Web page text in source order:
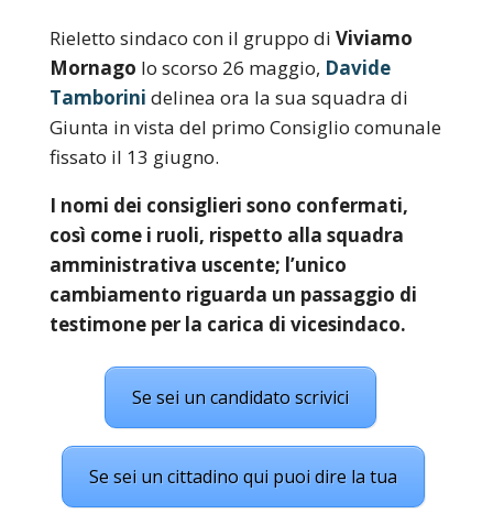
Rieletto sindaco con il gruppo di Viviamo
Mornago lo scorso 26 maggio, Davide
Tamborini delinea ora la sua squadra di
Giunta in vista del primo Consiglio comunale
fissato il 13 giugno.
I nomi dei consiglieri sono confermati,
così come i ruoli, rispetto alla squadra
amministrativa uscente; l’unico
cambiamento riguarda un passaggio di
testimone per la carica di vicesindaco.
Se sei un candidato scrivici
Se sei un cittadino qui puoi dire la tua